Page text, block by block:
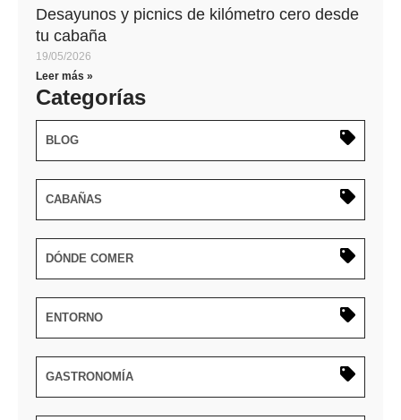
Desayunos y picnics de kilómetro cero desde
tu cabaña
19/05/2026
Leer más »
Categorías
BLOG
CABAÑAS
DÓNDE COMER
ENTORNO
GASTRONOMÍA